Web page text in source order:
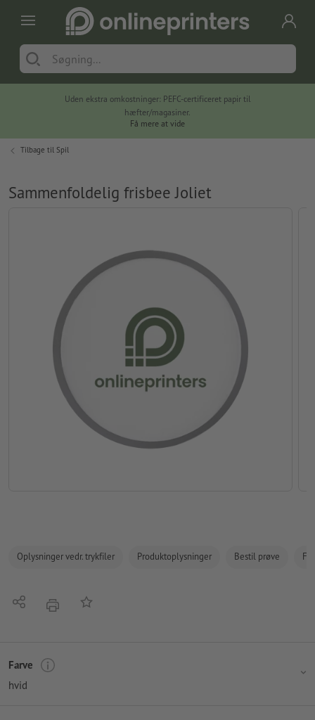
Uden ekstra omkostninger: PEFC-certificeret papir til
hæfter/magasiner.
Få mere at vide
Tilbage til Spil
Sammenfoldelig frisbee Joliet
Oplysninger vedr. trykfiler Produktoplysninger Bestil prøve
Del tryk Tilføj til huskelisten
Farve
hvid